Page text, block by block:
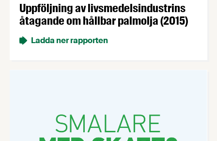
Uppföljning av livsmedelsindustrins
åtagande om hållbar palmolja (2015)
Ladda ner rapporten